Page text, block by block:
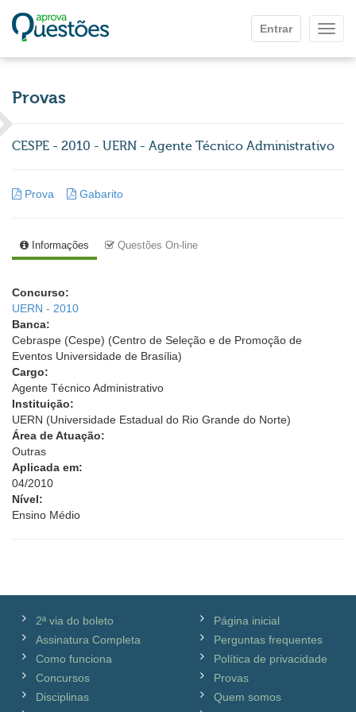
Entrar
Provas
CESPE - 2010 - UERN - Agente Técnico Administrativo
Prova Gabarito
Informações Questões On-line
Concurso:
UERN - 2010
Banca:
Cebraspe (Cespe) (Centro de Seleção e de Promoção de
Eventos Universidade de Brasília)
Cargo:
Agente Técnico Administrativo
Instituição:
UERN (Universidade Estadual do Rio Grande do Norte)
Área de Atuação:
Outras
Aplicada em:
04/2010
Nível:
Ensino Médio
2ª via do boleto
Assinatura Completa
Como funciona
Concursos
Disciplinas
Página inicial
Perguntas frequentes
Política de privacidade
Provas
Quem somos